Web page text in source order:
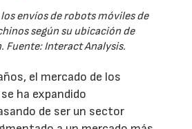
envíos de robots móviles de
según su ubicación de
Fuente: Interact Analysis.
el mercado de los
ha expandido
de ser un sector